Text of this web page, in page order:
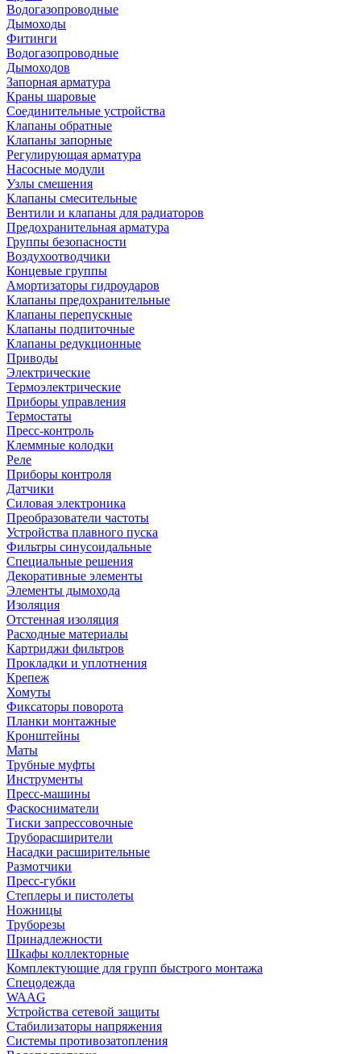
Водогазопроводные
Дымоходы
Фитинги
Водогазопроводные
Дымоходов
Запорная арматура
Краны шаровые
Соединительные устройства
Клапаны обратные
Клапаны запорные
Регулирующая арматура
Насосные модули
Узлы смешения
Клапаны смесительные
Вентили и клапаны для радиаторов
Предохранительная арматура
Группы безопасности
Воздухоотводчики
Концевые группы
Амортизаторы гидроударов
Клапаны предохранительные
Клапаны перепускные
Клапаны подпиточные
Клапаны редукционные
Приводы
Электрические
Термоэлектрические
Приборы управления
Термостаты
Пресс-контроль
Клеммные колодки
Реле
Приборы контроля
Датчики
Силовая электроника
Преобразователи частоты
Устройства плавного пуска
Фильтры синусоидальные
Специальные решения
Декоративные элементы
Элементы дымохода
Изоляция
Отстенная изоляция
Расходные материалы
Картриджи фильтров
Прокладки и уплотнения
Крепеж
Хомуты
Фиксаторы поворота
Планки монтажные
Кронштейны
Маты
Трубные муфты
Инструменты
Пресс-машины
Фаскосниматели
Тиски запрессовочные
Труборасширители
Насадки расширительные
Размотчики
Пресс-губки
Степлеры и пистолеты
Ножницы
Труборезы
Принадлежности
Шкафы коллекторные
Комплектующие для групп быстрого монтажа
Спецодежда
WAAG
Устройства сетевой защиты
Стабилизаторы напряжения
Системы противозатопления